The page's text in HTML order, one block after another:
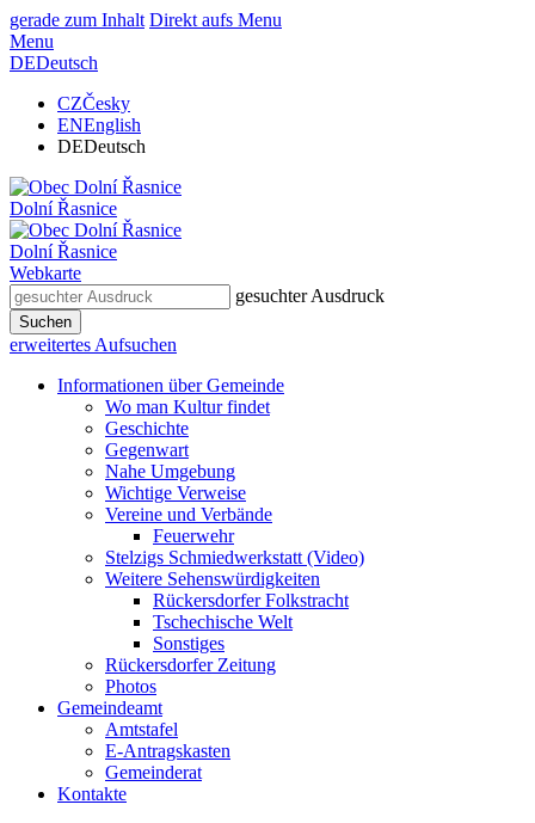
gerade zum Inhalt Direkt aufs Menu
Menu
DEDeutsch
CZČesky
ENEnglish
DEDeutsch
Dolní Řasnice
Dolní Řasnice
Webkarte
gesuchter Ausdruck
Suchen
erweitertes Aufsuchen
Informationen über Gemeinde
Wo man Kultur findet
Geschichte
Gegenwart
Nahe Umgebung
Wichtige Verweise
Vereine und Verbände
Feuerwehr
Stelzigs Schmiedwerkstatt (Video)
Weitere Sehenswürdigkeiten
Rückersdorfer Folkstracht
Tschechische Welt
Sonstiges
Rückersdorfer Zeitung
Photos
Gemeindeamt
Amtstafel
E-Antragskasten
Gemeinderat
Kontakte